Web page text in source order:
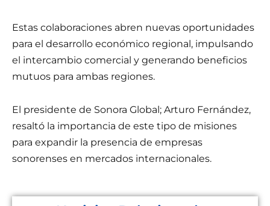
Estas colaboraciones abren nuevas oportunidades
para el desarrollo económico regional, impulsando
el intercambio comercial y generando beneficios
mutuos para ambas regiones.
El presidente de Sonora Global; Arturo Fernández,
resaltó la importancia de este tipo de misiones
para expandir la presencia de empresas
sonorenses en mercados internacionales.